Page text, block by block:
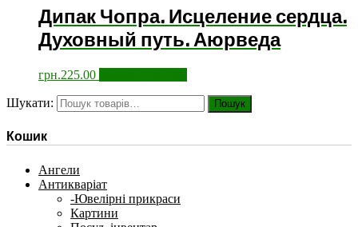
Дипак Чопра. Исцеление сердца.
Духовный путь. Аюрведа
грн.225.00
Шукати: Пошук
Кошик
Ангели
Антикваріат
-Ювелірні прикраси
Картини